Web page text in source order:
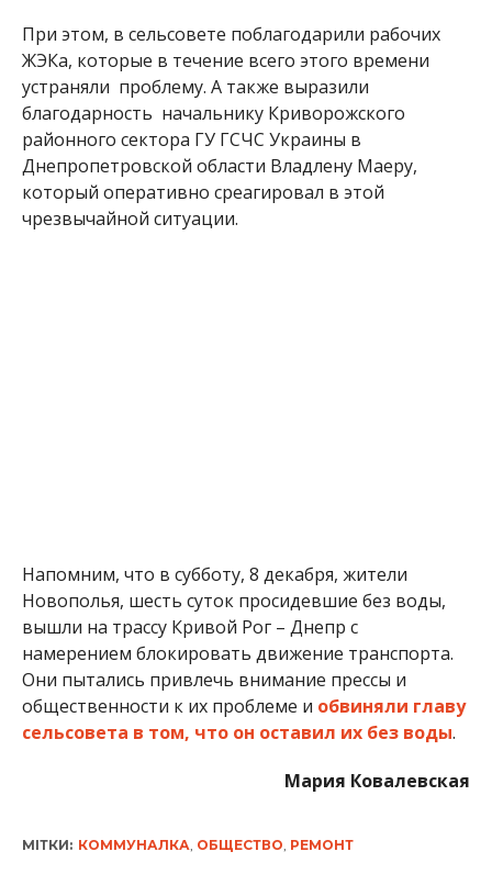
При этом, в сельсовете поблагодарили рабочих
ЖЭКа, которые в течение всего этого времени
устраняли проблему. А также выразили
благодарность начальнику Криворожского
районного сектора ГУ ГСЧС Украины в
Днепропетровской области Владлену Маеру,
который оперативно среагировал в этой
чрезвычайной ситуации.
Напомним, что в субботу, 8 декабря, жители
Новополья, шесть суток просидевшие без воды,
вышли на трассу Кривой Рог – Днепр с
намерением блокировать движение транспорта.
Они пытались привлечь внимание прессы и
общественности к их проблеме и обвиняли главу
сельсовета в том, что он оставил их без воды.
Мария Ковалевская
МІТКИ: КОММУНАЛКА, ОБЩЕСТВО, РЕМОНТ